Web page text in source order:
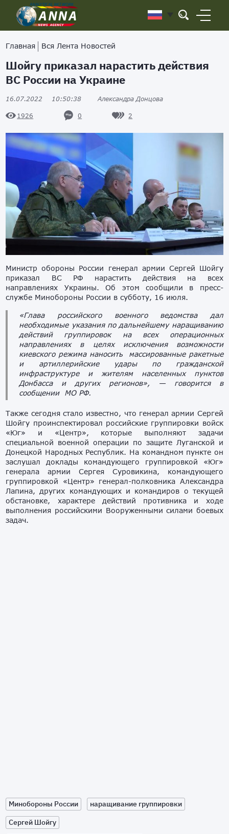
Главная Вся Лента Новостей
Шойгу приказал нарастить действия
ВС России на Украине
16.07.2022 10:50:38 Александра Донцова
1926 0 2
Министр обороны России генерал армии Сергей Шойгу
приказал ВС РФ нарастить действия на всех
направлениях Украины. Об этом сообщили в пресс-
службе Минобороны России в субботу, 16 июля.
«Глава российского военного ведомства дал
необходимые указания по дальнейшему наращиванию
действий группировок на всех операционных
направлениях в целях исключения возможности
киевского режима наносить массированные ракетные
и артиллерийские удары по гражданской
инфраструктуре и жителям населенных пунктов
Донбасса и других регионов», — говорится в
сообщении МО РФ.
Также сегодня стало известно, что генерал армии Сергей
Шойгу проинспектировал российские группировки войск
«Юг» и «Центр», которые выполняют задачи
специальной военной операции по защите Луганской и
Донецкой Народных Республик. На командном пункте он
заслушал доклады командующего группировкой «Юг»
генерала армии Сергея Суровикина, командующего
группировкой «Центр» генерал-полковника Александра
Лапина, других командующих и командиров о текущей
обстановке, характере действий противника и ходе
выполнения российскими Вооруженными силами боевых
задач.
Минобороны России
наращивание группировки
Сергей Шойгу